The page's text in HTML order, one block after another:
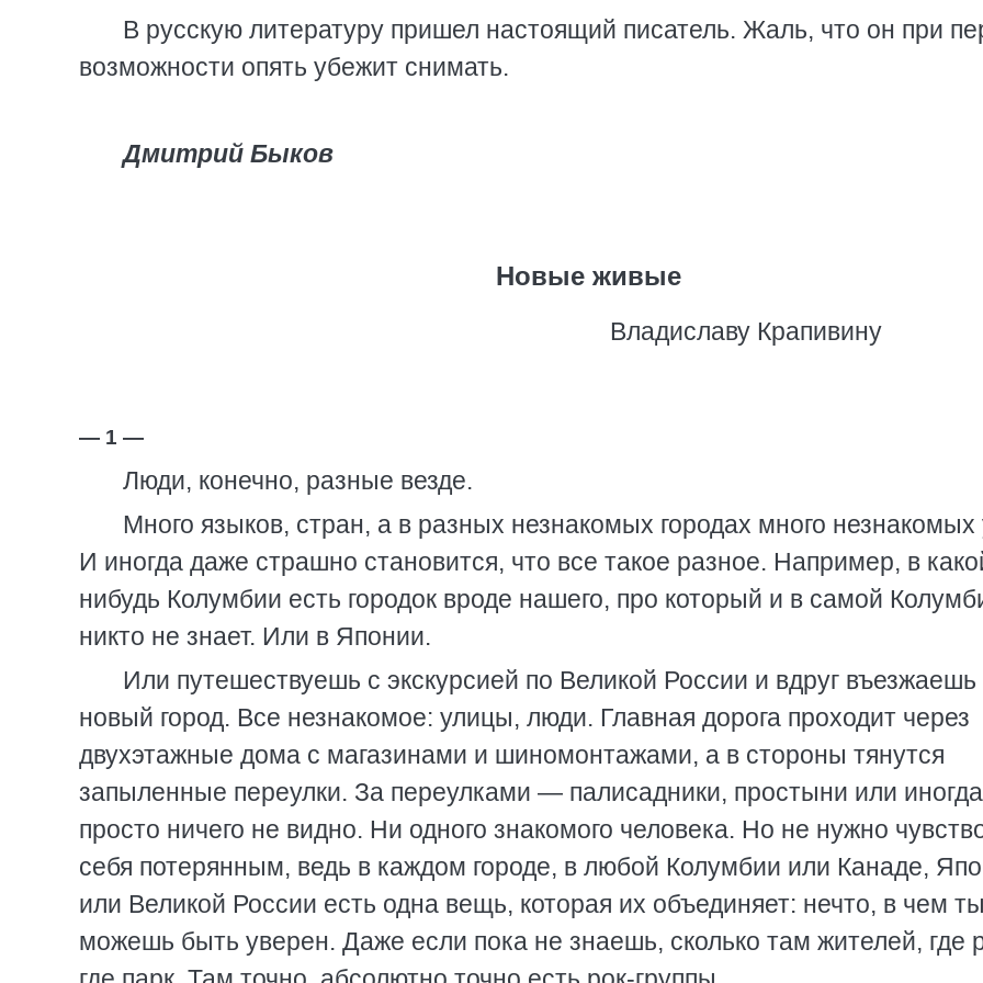
В русскую литературу пришел настоящий писатель. Жаль, что он при
возможности опять убежит снимать.
Дмитрий Быков
Новые живые
Владиславу Крапивину
— 1 —
Люди, конечно, разные везде.
Много языков, стран, а в разных незнакомых городах много незнакомых
И иногда даже страшно становится, что все такое разное. Например, в
нибудь Колумбии есть городок вроде нашего, про который и в самой
никто не знает. Или в Японии.
Или путешествуешь с экскурсией по Великой России и вдруг въезжаешь
новый город. Все незнакомое: улицы, люди. Главная дорога проходит через
двухэтажные дома с магазинами и шиномонтажами, а в стороны тянутся
запыленные переулки. За переулками — палисадники, простыни или иногда
просто ничего не видно. Ни одного знакомого человека. Но не нужно
себя потерянным, ведь в каждом городе, в любой Колумбии или Канаде,
или Великой России есть одна вещь, которая их объединяет: нечто, в чем
можешь быть уверен. Даже если пока не знаешь, сколько там жителей, где